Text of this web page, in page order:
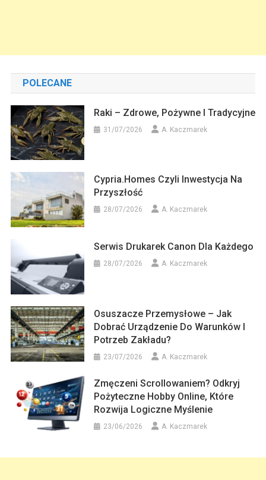
POLECANE
Raki – Zdrowe, Pożywne I Tradycyjne
31/07/2026 A. Kaczmarek
Cypria.homes Czyli Inwestycja Na
Przyszłość
28/07/2026 A. Kaczmarek
Serwis Drukarek Canon Dla Każdego
28/07/2026 A. Kaczmarek
Osuszacze Przemysłowe – Jak
Dobrać Urządzenie Do Warunków I
Potrzeb Zakładu?
23/07/2026 A. Kaczmarek
Zmęczeni Scrollowaniem? Odkryj
Pożyteczne Hobby Online, Które
Rozwija Logiczne Myślenie
23/06/2026 A. Kaczmarek